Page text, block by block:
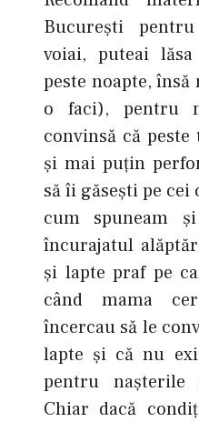
Bucureşti
voiai, puteai
peste noapte,
o faci), pentru
convinsă că
şi mai puţin
să îi găseşti pe cei
cum spuneam
încurajatul
şi lapte praf pe
când mama
încercau să le
lapte şi că nu
pentru naşterile
Chiar dacă